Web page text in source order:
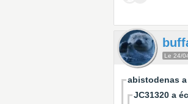
Le 24/
abistodenas
JC31320 a